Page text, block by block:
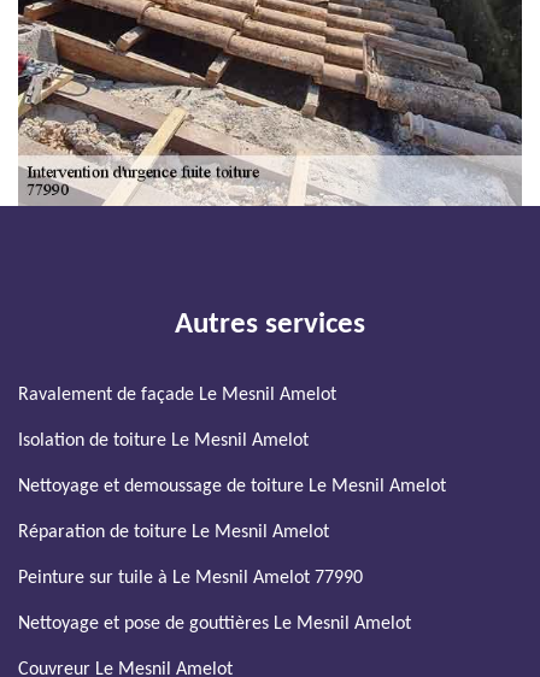
Autres services
Ravalement de façade Le Mesnil Amelot
Isolation de toiture Le Mesnil Amelot
Nettoyage et demoussage de toiture Le Mesnil Amelot
Réparation de toiture Le Mesnil Amelot
Peinture sur tuile à Le Mesnil Amelot 77990
Nettoyage et pose de gouttières Le Mesnil Amelot
Couvreur Le Mesnil Amelot